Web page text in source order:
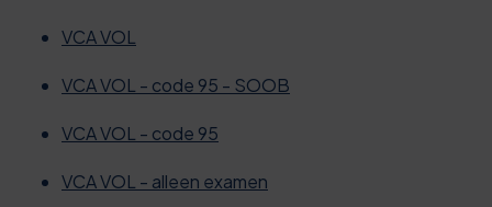
VCA VOL
VCA VOL - code 95 - SOOB
VCA VOL - code 95
VCA VOL - alleen examen